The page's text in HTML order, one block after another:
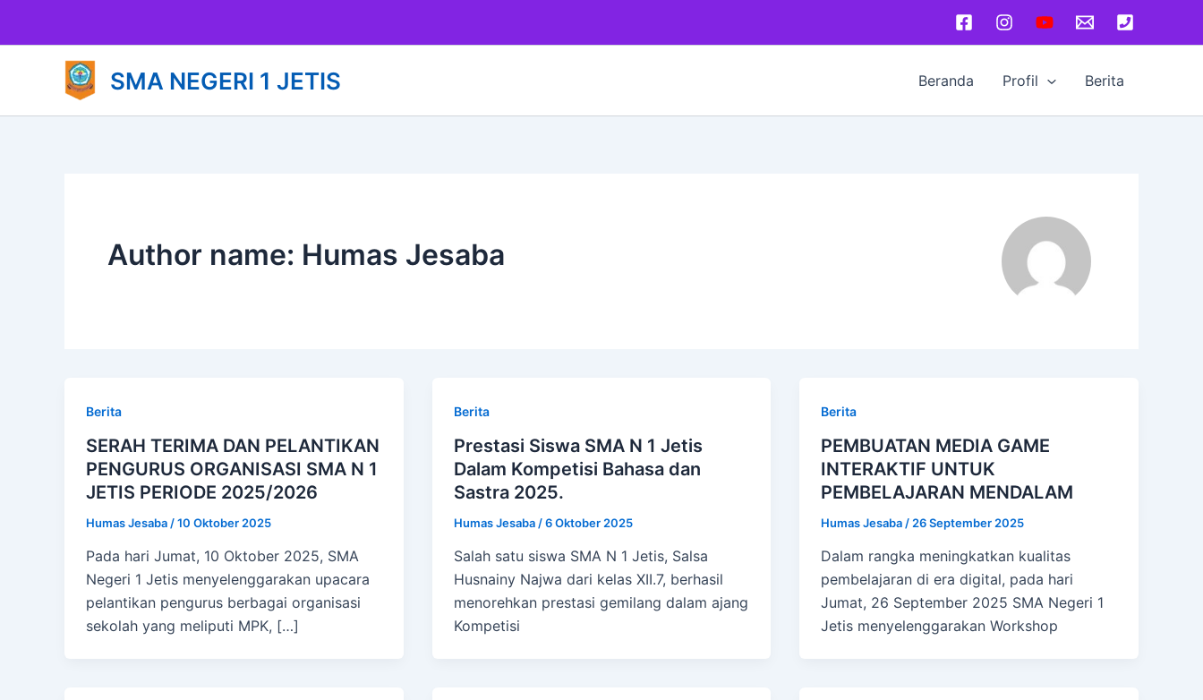
SMA NEGERI 1 JETIS Beranda Profil Berita
Author name: Humas Jesaba
Berita
SERAH TERIMA DAN PELANTIKAN
PENGURUS ORGANISASI SMA N 1
JETIS PERIODE 2025/2026
Humas Jesaba /10 Oktober 2025
Pada hari Jumat, 10 Oktober 2025, SMA
Negeri 1 Jetis menyelenggarakan upacara
pelantikan pengurus berbagai organisasi
sekolah yang meliputi MPK, […]
Berita
Prestasi Siswa SMA N 1 Jetis
Dalam Kompetisi Bahasa dan
Sastra 2025.
Humas Jesaba /6 Oktober 2025
Salah satu siswa SMA N 1 Jetis, Salsa
Husnainy Najwa dari kelas XII.7, berhasil
menorehkan prestasi gemilang dalam ajang
Kompetisi
Berita
PEMBUATAN MEDIA GAME
INTERAKTIF UNTUK
PEMBELAJARAN MENDALAM
Humas Jesaba / 26 September 2025
Dalam rangka meningkatkan kualitas
pembelajaran di era digital, pada hari
Jumat, 26 September 2025 SMA Negeri 1
Jetis menyelenggarakan Workshop